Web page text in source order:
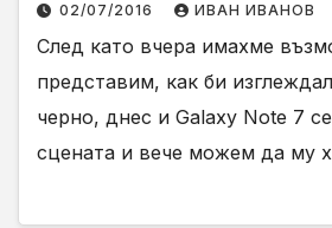
02/07/2016 ИВАН ИВАНОВ
След като вчера имахме
представим, как би
черно, днес и Galaxy Note 7
сцената и вече можем да му